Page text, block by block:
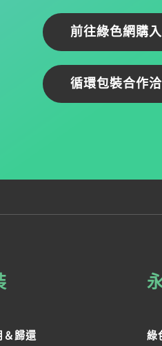
前往綠色網購
循環包裝合作
＆歸還 綠